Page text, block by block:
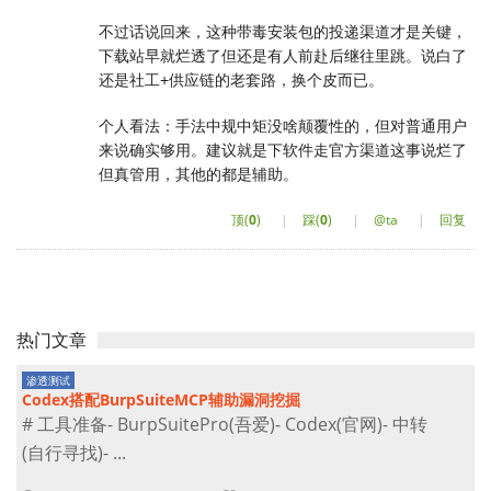
不过话说回来，这种带毒安装包的投递渠道才是关键，
下载站早就烂透了但还是有人前赴后继往里跳。说白了
还是社工+供应链的老套路，换个皮而已。
个人看法：手法中规中矩没啥颠覆性的，但对普通用户
来说确实够用。建议就是下软件走官方渠道这事说烂了
但真管用，其他的都是辅助。
回复
|
@ta
|
踩(0)
|
顶(0)
热门文章
渗透测试
Codex搭配BurpSuiteMCP辅助漏洞挖掘
# 工具准备- BurpSuitePro(吾爱)- Codex(官网)- 中转
(自行寻找)- ...